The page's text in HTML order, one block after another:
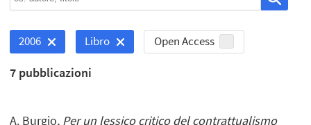
2006 Libro Open Access
7 pubblicazioni
A. Burgio, Per un lessico critico del contrattualismo